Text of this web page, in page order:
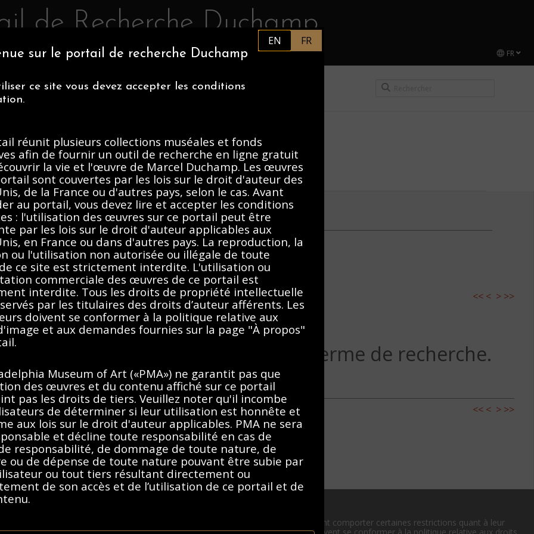
de Recherche Duchamp
FR
MUSEUM OF ART CENTRE POMPIDOU ASSOCIATION MARCEL DUCHAMP
MUSÉALES À PROPOS
1912-Present
Contenus Description
<< < > >>
Aucun résultat trouvé.
les filtres ou essayez un autre terme de recherche.
<< < > >>
d'auteur des États-Unis, de la France ou d'autres pays, selon le cas, ou peuvent comporter certaines restrictions quant à leur
EN FR
sur le portail de recherche Duchamp
ce site vous devez accepter les conditions
réunit plusieurs collections muséales et fonds
afin de fournir un outil de recherche en ligne gratuit
la vie et l'œuvre de Marcel Duchamp. Les œuvres
sont couvertes par les lois sur le droit d'auteur des
de la France ou d'autres pays, selon le cas. Avant
au portail, vous devez lire et accepter les conditions
: l'utilisation des œuvres sur ce portail peut être
par les lois sur le droit d'auteur applicables aux
en France ou dans d'autres pays. La reproduction, la
ou l'utilisation non autorisée ou illégale de toute
ce site est strictement interdite. L'utilisation ou
commerciale des œuvres de ce portail est
interdite. Tous les droits de propriété intellectuelle
par les titulaires des droits d’auteur afférents. Les
doivent se conformer à la politique relative aux
et aux demandes fournies sur la page "À propos"
Museum of Art («PMA») ne garantit pas que
des œuvres et du contenu affiché sur ce portail
pas les droits de tiers. Veuillez noter qu'il incombe
de déterminer si leur utilisation est honnête et
aux lois sur le droit d'auteur applicables. PMA ne sera
et décline toute responsabilité en cas de
responsabilité, de dommage de toute nature, de
ou de dépense de toute nature pouvant être subie par
ou tout tiers résultant directement ou
de son accès et de l’utilisation de ce portail et de
à ce portail, vous acceptez de respecter ces